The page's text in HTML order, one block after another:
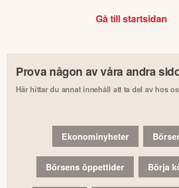
Gå till startsidan
Prova någon av våra andra
Här hittar du annat innehåll att ta del av hos
Ekonominyheter
Börsens öppettider Börja